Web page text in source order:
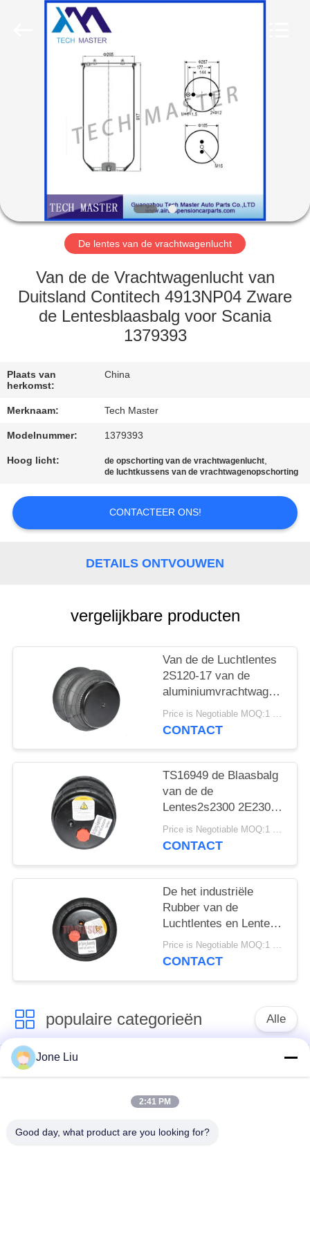
PRODUCTEN
OVER
ONS
FABRIEKSRONDLEIDING
KWALITEITSCONTROLE
CONTACT
MET
NIEUWS
EEN
OFFERTE
SITEMAP
PRIVACY
BELEID
De lentes van de vrachtwagenlucht
Van de de Vrachtwagenlucht van
Duitsland Contitech 4913NP04 Zware
de Lentesblaasbalg voor Scania
1379393
Plaats van
herkomst:
China
Merknaam: Tech Master
Modelnummer: 1379393
Hoog licht: de opschorting van de vrachtwagenlucht,
de luchtkussens van de vrachtwagenopschorting
CONTACTEER ONS!
DETAILS ONTVOUWEN
vergelijkbare producten
Van de de Luchtlentes
2S120-17 van de
aluminiumvrachtwagen
van de de
Luchtblaasbalg de Auto
Price is Negotiable MOQ:1 PC
CONTACT
TS16949 de Blaasbalg
van de de
Lentes2s2300 2E2300
Lucht van de
vrachtwagenlucht
Price is Negotiable MOQ:1 PC
CONTACT
De het industriële
Rubber van de
Luchtlentes en Lente
van de Staal2e6*6
2S70-13 Lucht
Price is Negotiable MOQ:1 PC
CONTACT
populaire categorieën Alle
De Schok van de
luchtopschorting
luchtopschorting
Benz de Delen
BMW-de Delen van
Jone Liu
2:41 PM
Good day, what product are you looking for?